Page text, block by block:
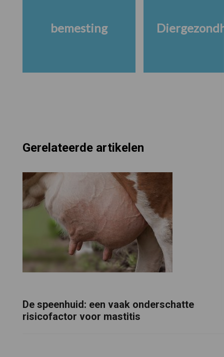
bemesting
Gerelateerde artikelen
De speenhuid: een vaak onderschatte
risicofactor voor mastitis